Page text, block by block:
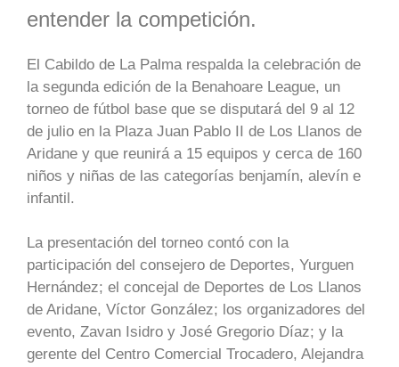
entender la competición.
El Cabildo de La Palma respalda la celebración de
la segunda edición de la Benahoare League, un
torneo de fútbol base que se disputará del 9 al 12
de julio en la Plaza Juan Pablo II de Los Llanos de
Aridane y que reunirá a 15 equipos y cerca de 160
niños y niñas de las categorías benjamín, alevín e
infantil.
La presentación del torneo contó con la
participación del consejero de Deportes, Yurguen
Hernández; el concejal de Deportes de Los Llanos
de Aridane, Víctor González; los organizadores del
evento, Zavan Isidro y José Gregorio Díaz; y la
gerente del Centro Comercial Trocadero, Alejandra